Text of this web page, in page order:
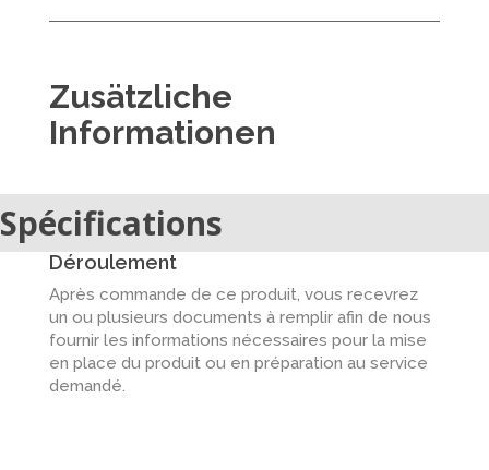
Zusätzliche
Informationen
Spécifications
Déroulement
Après commande de ce produit, vous recevrez
un ou plusieurs documents à remplir afin de nous
fournir les informations nécessaires pour la mise
en place du produit ou en préparation au service
demandé.